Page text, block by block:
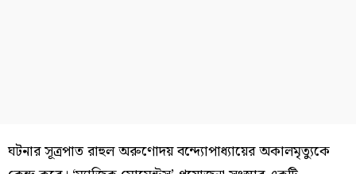
ঘটনার সূত্রপাত রাহুল অরুণোদয় বন্দ্যোপাধ্যায়ের অকালমৃত্যুকে